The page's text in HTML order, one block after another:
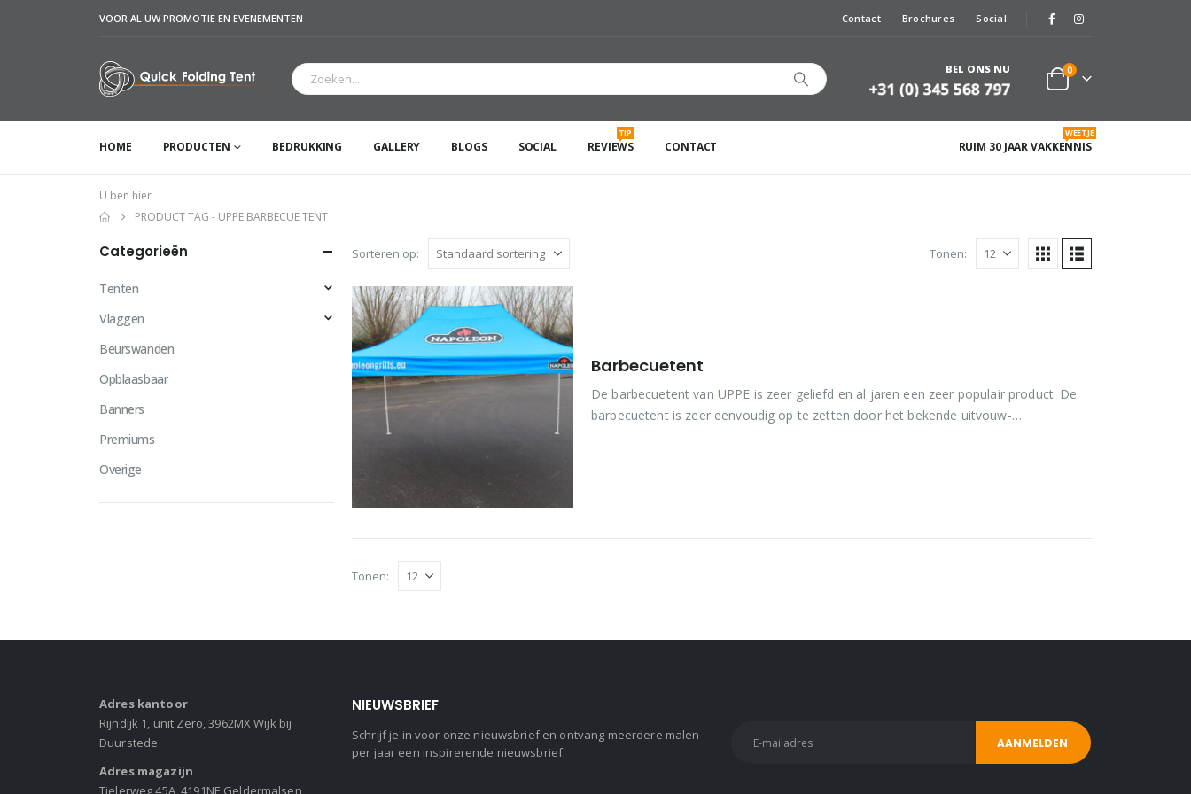
VOOR AL UW PROMOTIE EN EVENEMENTEN Contact Brochures Social
BEL ONS NU 0
HOME PRODUCTEN BEDRUKKING GALLERY BLOGS SOCIAL REVIEWS
TIP
CONTACT RUIM 30 JAAR VAKKENNIS
WEETJE
U ben hier
PRODUCT TAG - UPPE BARBECUE TENT
Sorteren op: Tonen:
Barbecuetent
De barbecuetent van UPPE is zeer geliefd en al jaren een zeer populair product. De
barbecuetent is zeer eenvoudig op te zetten door het bekende uitvouw-
Tonen:
Categorieën
Tenten
Vlaggen
Beurswanden
Opblaasbaar
Banners
Premiums
Overige
Adres kantoor
Rijndijk 1, unit Zero, 3962MX Wijk bij
Duurstede
Adres magazijn
NIEUWSBRIEF
Schrijf je in voor onze nieuwsbrief en ontvang meerdere malen
per jaar een inspirerende nieuwsbrief.